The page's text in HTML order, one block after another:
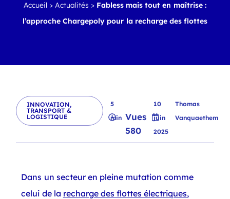
Accueil >Actualités > Fabless mais tout en maîtrise :
l’approche Chargepoly pour la recharge des flottes
INNOVATION,
TRANSPORT &
LOGISTIQUE
5
min Vues
580
10
juin
2025
Thomas
Vanquaethem
Dans un secteur en pleine mutation comme
celui de la recharge des flottes électriques,